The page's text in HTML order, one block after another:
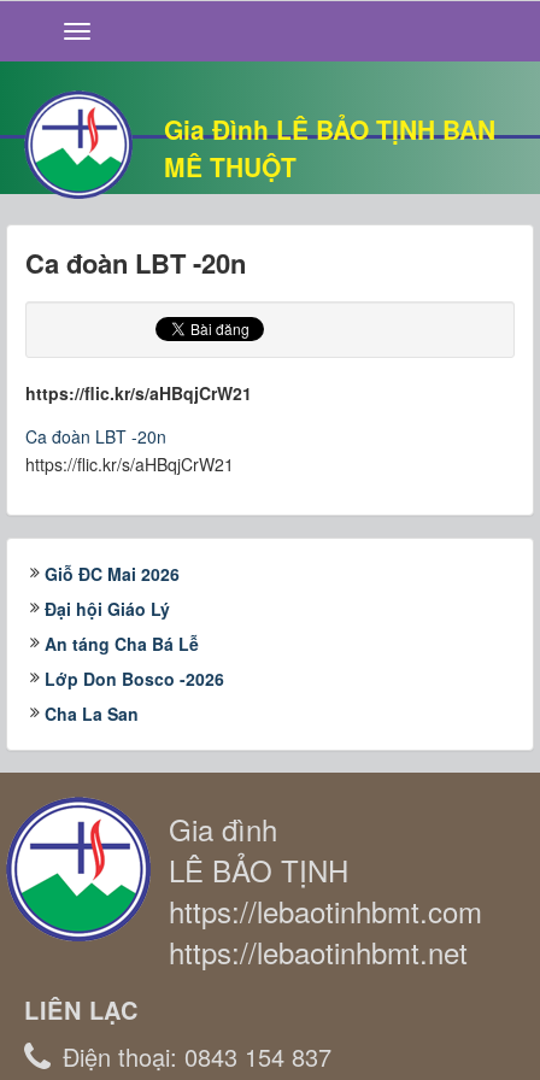
Gia Đình LÊ BẢO TỊNH BAN
MÊ THUỘT
GIỚI THIỆU
TIN TỨC
SỐNG ĐẠO
CHUYỆN NHÀ
QUÁN VĂN
THƯ GIÃN
Ca đoàn LBT -20n
https://flic.kr/s/aHBqjCrW21
Ca đoàn LBT -20n
https://flic.kr/s/aHBqjCrW21
Giỗ ĐC Mai 2026
Đại hội Giáo Lý
An táng Cha Bá Lễ
Lớp Don Bosco -2026
Cha La San
Gia đình
LÊ BẢO TỊNH
https://lebaotinhbmt.com
https://lebaotinhbmt.net
LIÊN LẠC
Điện thoại: 0843 154 837